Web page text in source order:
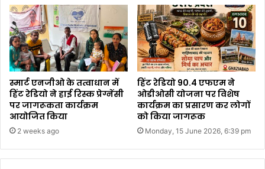
स्मार्ट एनजीओ के तत्वाधान में
हिंट रेडियो ने हाई रिस्क प्रेग्नेंसी
पर जागरूकता कार्यक्रम
आयोजित किया
2 weeks ago
हिंट रेडियो 90.4 एफएम ने
ओडीओसी योजना पर विशेष
कार्यक्रम का प्रसारण कर लोगों
को किया जागरूक
Monday, 15 June 2026, 6:39 pm